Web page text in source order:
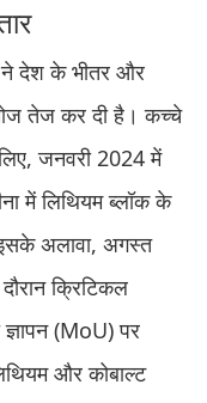
ने देश के भीतर और
तेज कर दी है। कच्चे
जनवरी 2024 में
में लिथियम ब्लॉक के
इसके अलावा, अगस्त
क्रिटिकल
(MoU) पर
और कोबाल्ट